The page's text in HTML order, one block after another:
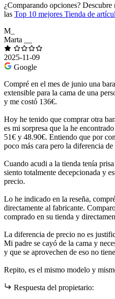
¿Comparando opciones? Descubre
las Top 10 mejores Tienda de
M_
Marta __
2025-11-09
Google
Compré en el mes de junio una
extensible para la cama de una
y me costó 136€.
Hoy he tenido que comprar otra
es mi sorpresa que la he
51€ y 48.90€. Entiendo que por
poco más cara pero la diferencia
Cuando acudi a la tienda tenía
siento totalmente decepcionada y
precio.
Lo he indicado en la reseña,
directamente al fabricante.
comprado en su tienda y
La diferencia de precio no es
Mi padre se cayó de la cama y
y que se aprovechen de eso no
Repito, es el mismo modelo y
Respuesta del propietario: